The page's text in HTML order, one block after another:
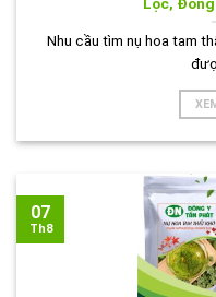
Nhu cầu tìm nụ hoa tam
07
Th8